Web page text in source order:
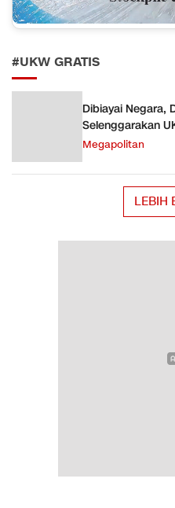
#UKW GRATIS
Dibiayai Negara,
Selenggarakan
Megapolitan
LEBIH